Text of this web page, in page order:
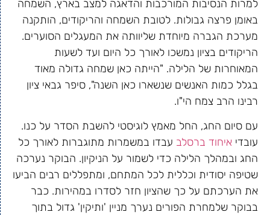
למרות הנסיבות המורכבות והדאגה למצב בארץ, השמחה
באומן פרצה גבולות. לטובת השמחה והריקודים, הותקנה
מערכת הגברה מיוחדת שליוותה את המעגלים הסוערים.
הריקודים בציון נמשכו לאורך כל היום ועד לשעות
המאוחרות של הלילה. "הייתה כאן שמחה גדולה מאוד
בגלל כמות האנשים שנשארו כאן השנה", סיפר גבאי ציון
רבינו הרב צמח הי"ו.
עם סיום החג, החל מאמץ לוגיסטי להשבת הסדר על כנו.
עובדי איחוד ברסלב עבדו במשמרות מתוגברות לאורך כל
החג ובמהלך הלילה כדי לשמור על הניקיון. הבוקר נערכה
שטיפה יסודית וכללית לכל המתחם, ומתפללים רבים הביעו
את הערכתם על כך שהציון חזר לסדרו במהירות. כבר
בבוקר שלמחרת הפורים נערך מניין 'ותיקין' גדול בתוך